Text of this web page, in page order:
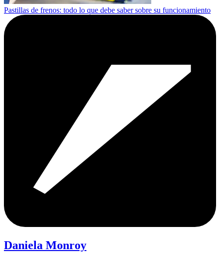
Pastillas de frenos: todo lo que debe saber sobre su funcionamiento
Daniela Monroy